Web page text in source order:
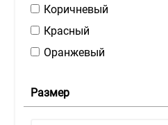
Коричневый
Красный
Оранжевый
Синий
Размер